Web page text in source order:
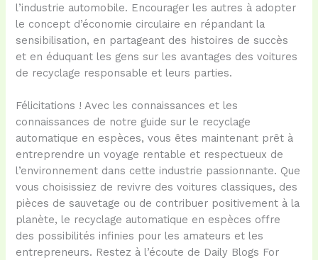
l’industrie automobile. Encourager les autres à adopter
le concept d’économie circulaire en répandant la
sensibilisation, en partageant des histoires de succès
et en éduquant les gens sur les avantages des voitures
de recyclage responsable et leurs parties.
Félicitations ! Avec les connaissances et les
connaissances de notre guide sur le recyclage
automatique en espèces, vous êtes maintenant prêt à
entreprendre un voyage rentable et respectueux de
l’environnement dans cette industrie passionnante. Que
vous choisissiez de revivre des voitures classiques, des
pièces de sauvetage ou de contribuer positivement à la
planète, le recyclage automatique en espèces offre
des possibilités infinies pour les amateurs et les
entrepreneurs. Restez à l’écoute de Daily Blogs For